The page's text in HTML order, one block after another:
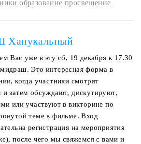
образование просвещение
Вас уже в эту сб, 19 декабря к 17.30
Это интересная форма в
когда участники смотрят
и затем обсуждают, дискутируют,
или участвуют в викторине по
теме в фильме. Вход
регистрация на мероприятия
после чего мы свяжемся с вами и